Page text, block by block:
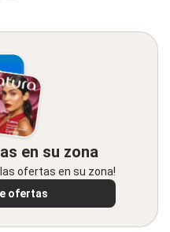
en su zona
ofertas en su zona!
ofertas